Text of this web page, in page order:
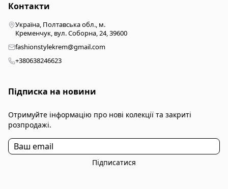
Контакти
Україна, Полтавська обл., м.
Кременчук, вул. Соборна, 24, 39600
fashionstylekrem@gmail.com
+380638246623
Підписка на новини
Отримуйте інформацію про нові колекції та закриті
розпродажі.
Підписатися